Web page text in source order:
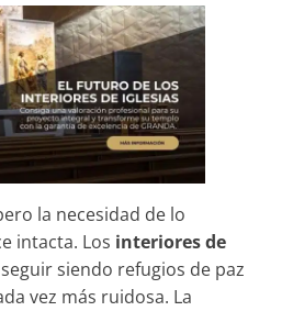
la necesidad de lo
intacta. Los interiores de
siendo refugios de paz
vez más ruidosa. La